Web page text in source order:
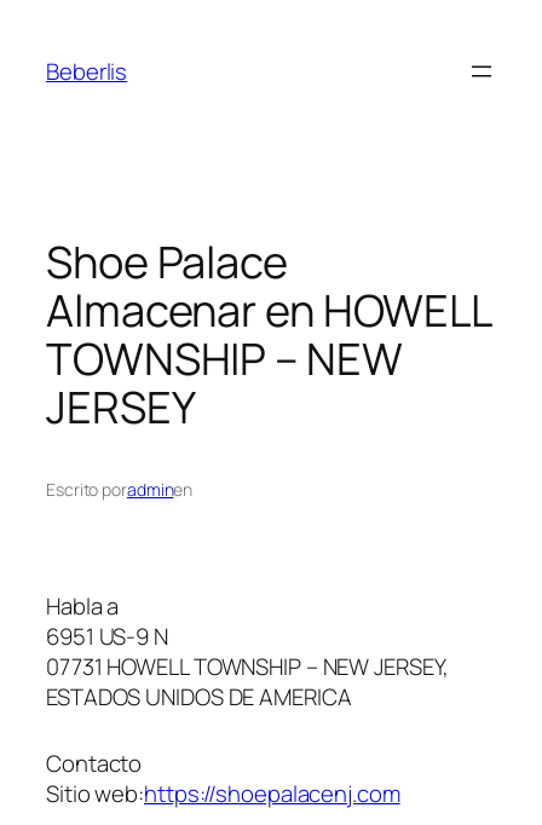
Beberlis
Shoe Palace
Almacenar en HOWELL
TOWNSHIP – NEW
JERSEY
Escrito poradminen
Habla a
6951 US-9 N
07731 HOWELL TOWNSHIP – NEW JERSEY,
ESTADOS UNIDOS DE AMERICA
Contacto
Sitio web:https://shoepalacenj.com